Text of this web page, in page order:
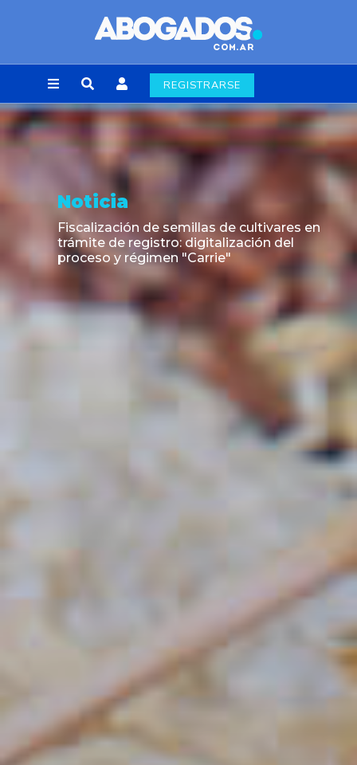
REGISTRARSE
Opinión
Cuando el orden público laboral entra al
mercado de pases: un fallo que puede
cambiar las transferencias de futbolistas